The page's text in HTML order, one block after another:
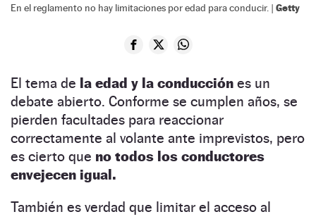
En el reglamento no hay limitaciones por edad para conducir. | Getty
El tema de la edad y la conducción es un
debate abierto. Conforme se cumplen años, se
pierden facultades para reaccionar
correctamente al volante ante imprevistos, pero
es cierto que no todos los conductores
envejecen igual.
También es verdad que limitar el acceso al